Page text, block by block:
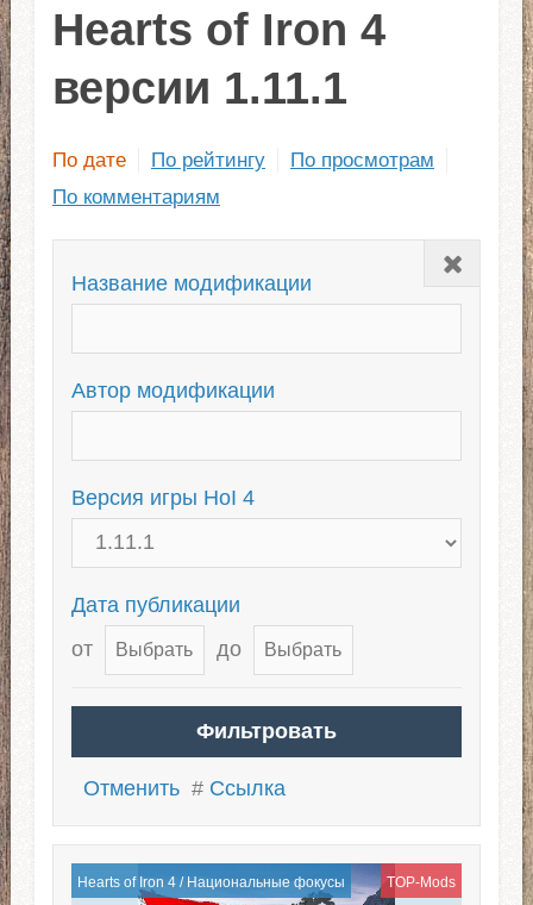
Hearts of Iron 4
версии 1.11.1
По дате По рейтингу
По просмотрам
По комментариям
Закрыть
Название модификации
Автор модификации
Версия игры HoI 4
Дата публикации
от
до
Отменить # Ссылка
Hearts of Iron 4/ Национальные фокусы TOP-Mods